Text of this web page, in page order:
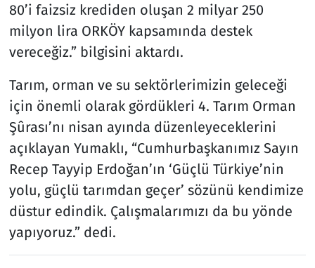
80’i faizsiz krediden oluşan 2 milyar 250
milyon lira ORKÖY kapsamında destek
vereceğiz.” bilgisini aktardı.
Tarım, orman ve su sektörlerimizin geleceği
için önemli olarak gördükleri 4. Tarım Orman
Şûrası’nı nisan ayında düzenleyeceklerini
açıklayan Yumaklı, “Cumhurbaşkanımız Sayın
Recep Tayyip Erdoğan’ın ‘Güçlü Türkiye’nin
yolu, güçlü tarımdan geçer’ sözünü kendimize
düstur edindik. Çalışmalarımızı da bu yönde
yapıyoruz.” dedi.